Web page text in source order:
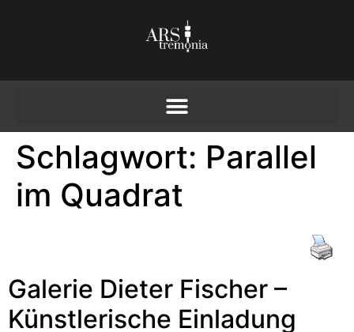
Schlagwort: Parallel
im Quadrat
Galerie Dieter Fischer –
Künstlerische Einladung